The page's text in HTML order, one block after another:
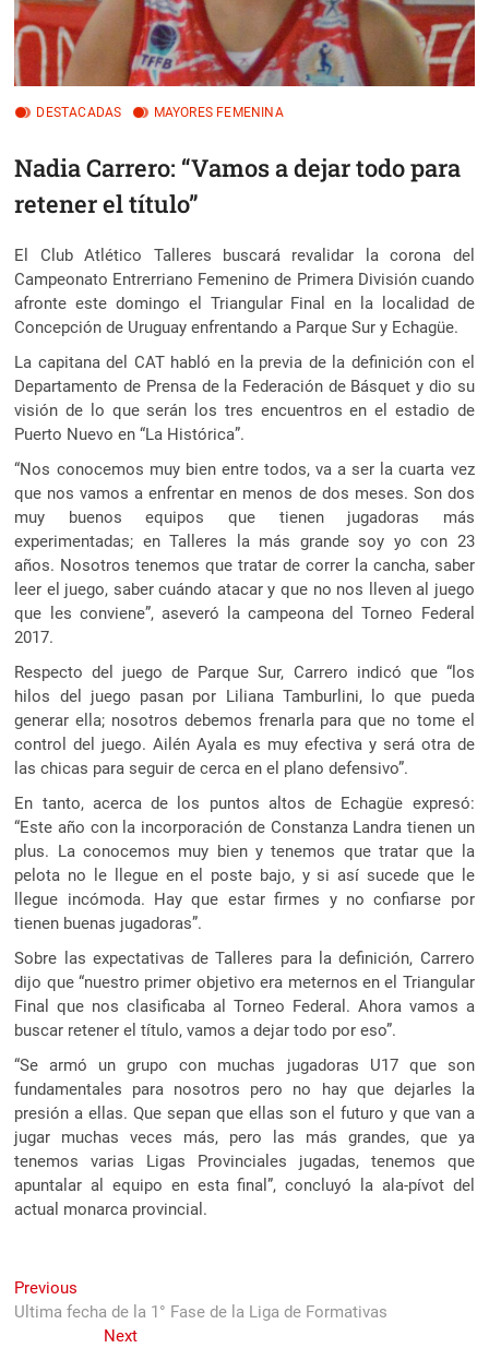
DESTACADAS MAYORES FEMENINA
Nadia Carrero: “Vamos a dejar todo para
retener el título”
El Club Atlético Talleres buscará revalidar la corona del
Campeonato Entrerriano Femenino de Primera División cuando
afronte este domingo el Triangular Final en la localidad de
Concepción de Uruguay enfrentando a Parque Sur y Echagüe.
La capitana del CAT habló en la previa de la definición con el
Departamento de Prensa de la Federación de Básquet y dio su
visión de lo que serán los tres encuentros en el estadio de
Puerto Nuevo en “La Histórica”.
“Nos conocemos muy bien entre todos, va a ser la cuarta vez
que nos vamos a enfrentar en menos de dos meses. Son dos
muy buenos equipos que tienen jugadoras más
experimentadas; en Talleres la más grande soy yo con 23
años. Nosotros tenemos que tratar de correr la cancha, saber
leer el juego, saber cuándo atacar y que no nos lleven al juego
que les conviene”, aseveró la campeona del Torneo Federal
2017.
Respecto del juego de Parque Sur, Carrero indicó que “los
hilos del juego pasan por Liliana Tamburlini, lo que pueda
generar ella; nosotros debemos frenarla para que no tome el
control del juego. Ailén Ayala es muy efectiva y será otra de
las chicas para seguir de cerca en el plano defensivo”.
En tanto, acerca de los puntos altos de Echagüe expresó:
“Este año con la incorporación de Constanza Landra tienen un
plus. La conocemos muy bien y tenemos que tratar que la
pelota no le llegue en el poste bajo, y si así sucede que le
llegue incómoda. Hay que estar firmes y no confiarse por
tienen buenas jugadoras”.
Sobre las expectativas de Talleres para la definición, Carrero
dijo que “nuestro primer objetivo era meternos en el Triangular
Final que nos clasificaba al Torneo Federal. Ahora vamos a
buscar retener el título, vamos a dejar todo por eso”.
“Se armó un grupo con muchas jugadoras U17 que son
fundamentales para nosotros pero no hay que dejarles la
presión a ellas. Que sepan que ellas son el futuro y que van a
jugar muchas veces más, pero las más grandes, que ya
tenemos varias Ligas Provinciales jugadas, tenemos que
apuntalar al equipo en esta final”, concluyó la ala-pívot del
actual monarca provincial.
Navegación
de
Previous
post:
Ultima fecha de la 1° Fase de la Liga de Formativas
NextNext